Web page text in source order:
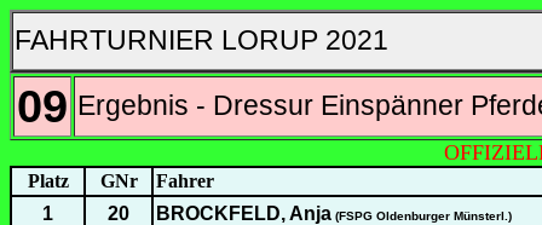
FAHRTURNIER LORUP 2021
09 Ergebnis - Dressur Einspänner
Platz GNr
Fahrer
1
20 BROCKFELD, Anja (FSPG Oldenburger Münsterl.)